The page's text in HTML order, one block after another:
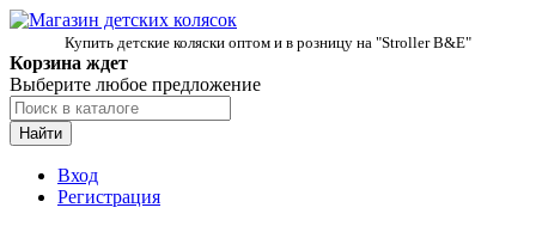
Купить детские коляски оптом и в розницу на "Stroller B&E"
Корзина ждет
Выберите любое предложение
Найти
Вход
Регистрация